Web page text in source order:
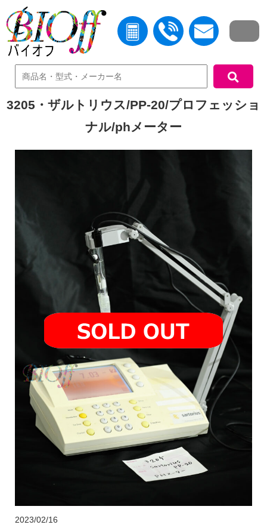
中古機器検索
3205・ザルトリウス/PP-20/プロフェッショ
ナル/phメーター
2023/02/16